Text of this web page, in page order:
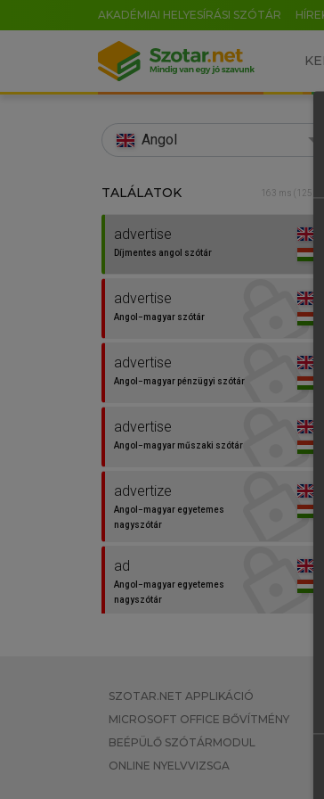
AKADÉMIAI HELYESÍRÁSI SZÓTÁR
Angol
TALÁLATOK 163 ms (125 db)
advertise
Díjmentes angol szótár
advertise
Angol−magyar szótár
advertise
Angol−magyar pénzügyi szótár
advertise
Angol−magyar műszaki szótár
advertize
Angol−magyar egyetemes
nagyszótár
ad
Angol−magyar egyetemes
nagyszótár
advertisement
Angol−magyar szótár
SZOTAR.NET APPLIKÁCIÓ
MICROSOFT OFFICE BŐVÍTMÉNY
BEÉPÜLŐ SZÓTÁRMODUL
ONLINE NYELVVIZSGA